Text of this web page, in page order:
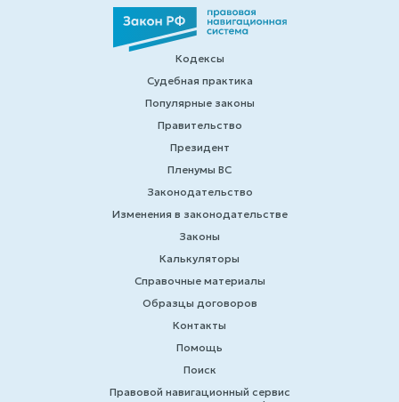
Кодексы
Судебная практика
Популярные законы
Правительство
Президент
Пленумы ВС
Законодательство
Изменения в законодательстве
Законы
Калькуляторы
Справочные материалы
Образцы договоров
Контакты
Помощь
Поиск
Правовой навигационный сервис